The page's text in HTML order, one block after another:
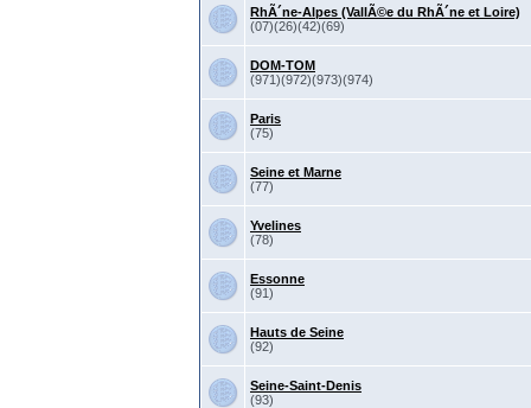
RhÃ´ne-Alpes (VallÃ©e du RhÃ´ne et Loire)
(07)(26)(42)(69)
DOM-TOM
(971)(972)(973)(974)
Paris
(75)
Seine et Marne
(77)
Yvelines
(78)
Essonne
(91)
Hauts de Seine
(92)
Seine-Saint-Denis
(93)